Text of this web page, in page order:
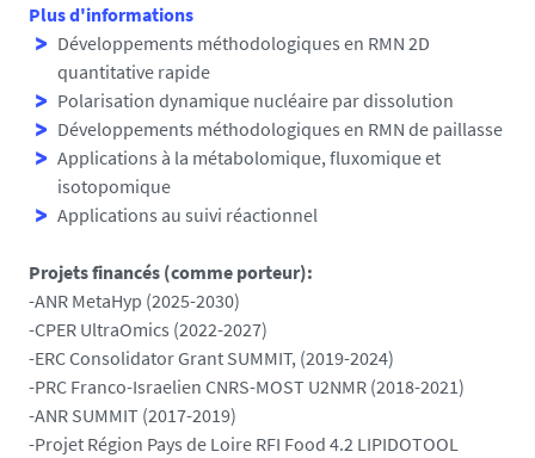
Plus d'informations
Développements méthodologiques en RMN 2D
quantitative rapide
Polarisation dynamique nucléaire par dissolution
Développements méthodologiques en RMN de paillasse
Applications à la métabolomique, fluxomique et
isotopomique
Applications au suivi réactionnel
Projets financés (comme porteur):
-ANR MetaHyp (2025-2030)
-CPER UltraOmics (2022-2027)
-ERC Consolidator Grant SUMMIT, (2019-2024)
-PRC Franco-Israelien CNRS-MOST U2NMR (2018-2021)
-ANR SUMMIT (2017-2019)
-Projet Région Pays de Loire RFI Food 4.2 LIPIDOTOOL